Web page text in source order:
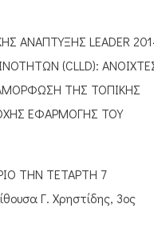
ΑΝΑΠΤΥΞΗΣ LEADER
(CLLD):
ΤΗΣ ΤΟΠΙΚΗΣ
ΕΦΑΡΜΟΓΗΣ ΤΟΥ
ΤΗΝ ΤΕΤΑΡΤΗ 7
Γ. Χρηστίδης, 3ος